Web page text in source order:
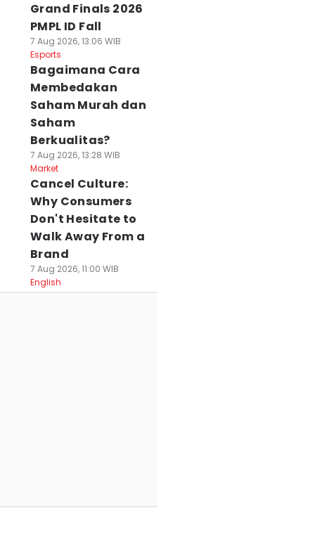
Grand Finals 2026
PMPL ID Fall
7 Aug 2026, 13:06 WIB
Esports
Bagaimana Cara
Membedakan
Saham Murah dan
Saham
Berkualitas?
7 Aug 2026, 13:28 WIB
Market
Cancel Culture:
Why Consumers
Don't Hesitate to
Walk Away From a
Brand
7 Aug 2026, 11:00 WIB
English